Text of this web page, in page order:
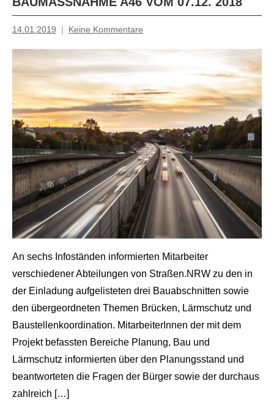
14.01.2019
Inge
Grau
Keine Kommentare
shot von W.Sondermann
An sechs Infoständen informierten Mitarbeiter
verschiedener Abteilungen von Straßen.NRW zu den in
der Einladung aufgelisteten drei Bauabschnitten sowie
den übergeordneten Themen Brücken, Lärmschutz und
Baustellenkoordination. MitarbeiterInnen der mit dem
Projekt befassten Bereiche Planung, Bau und
Lärmschutz informierten über den Planungsstand und
beantworteten die Fragen der Bürger sowie der durchaus
zahlreich […]